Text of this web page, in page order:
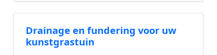
Drainage en fundering voor uw
kunstgrastuin